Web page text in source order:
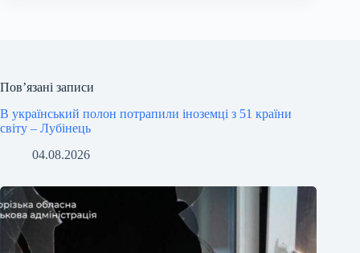
Пов’язані записи
В український полон потрапили іноземці з 51 країни
світу – Лубінець
04.08.2026